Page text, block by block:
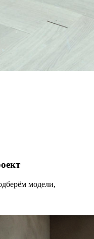
модели,